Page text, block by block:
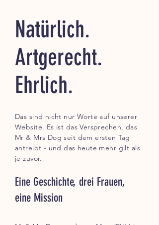
Natürlich.
Artgerecht.
Ehrlich.
Das sind nicht nur Worte auf unserer
Website. Es ist das Versprechen, das
Mr & Mrs Dog seit dem ersten Tag
antreibt - und das heute mehr gilt als
je zuvor.
Eine Geschichte, drei Frauen,
eine Mission